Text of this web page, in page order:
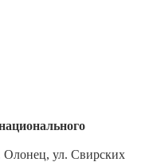
Олонец, ул. Свирских